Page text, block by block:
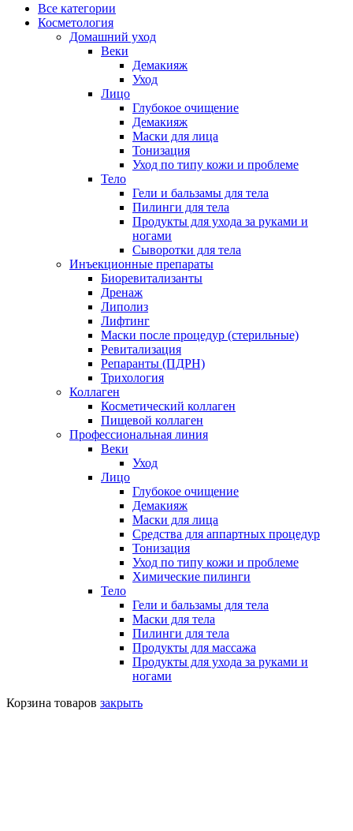
Все категории
Косметология
Домашний уход
Веки
Демакияж
Уход
Лицо
Глубокое очищение
Демакияж
Маски для лица
Тонизация
Уход по типу кожи и проблеме
Тело
Гели и бальзамы для тела
Пилинги для тела
Продукты для ухода за руками и
ногами
Сыворотки для тела
Инъекционные препараты
Биоревитализанты
Дренаж
Липолиз
Лифтинг
Маски после процедур (стерильные)
Ревитализация
Репаранты (ПДРН)
Трихология
Коллаген
Косметический коллаген
Пищевой коллаген
Профессиональная линия
Веки
Уход
Лицо
Глубокое очищение
Демакияж
Маски для лица
Средства для аппартных процедур
Тонизация
Уход по типу кожи и проблеме
Химические пилинги
Тело
Гели и бальзамы для тела
Маски для тела
Пилинги для тела
Продукты для массажа
Продукты для ухода за руками и
ногами
Корзина товаров закрыть